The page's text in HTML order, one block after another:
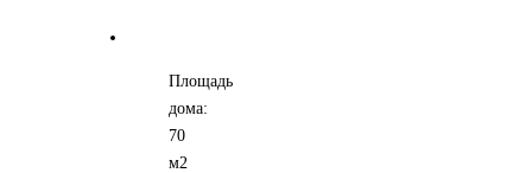
Площадь
дома:
70
м2